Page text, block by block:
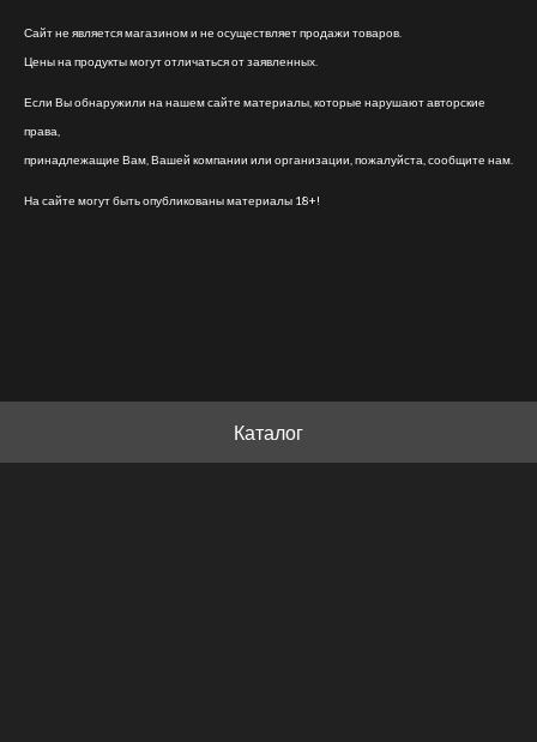
Сайт не является магазином и не осуществляет продажи товаров.
Цены на продукты могут отличаться от заявленных.
Если Вы обнаружили на нашем сайте материалы, которые нарушают авторские
права,
принадлежащие Вам, Вашей компании или организации, пожалуйста, сообщите нам.
На сайте могут быть опубликованы материалы 18+!
Каталог